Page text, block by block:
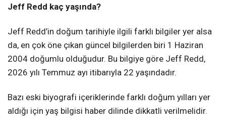
Jeff Redd kaç yaşında?
Jeff Redd’in doğum tarihiyle ilgili farklı bilgiler yer alsa
da, en çok öne çıkan güncel bilgilerden biri 1 Haziran
2004 doğumlu olduğudur. Bu bilgiye göre Jeff Redd,
2026 yılı Temmuz ayı itibarıyla 22 yaşındadır.
Bazı eski biyografi içeriklerinde farklı doğum yılları yer
aldığı için yaş bilgisi haber dilinde dikkatli verilmelidir.